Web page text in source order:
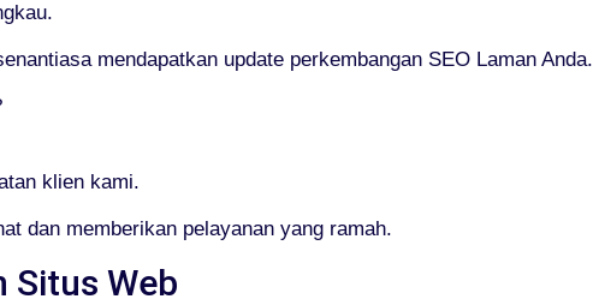
mendapatkan update perkembangan SEO Laman Anda.
klien kami.
dan memberikan pelayanan yang ramah.
Situs Web